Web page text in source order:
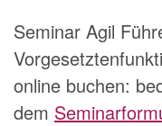
Seminar Agil
online buchen:
dem